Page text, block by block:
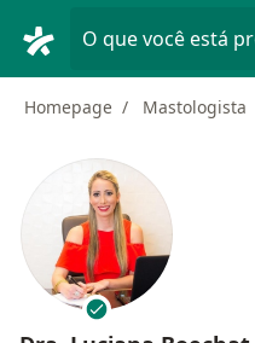
O que você está
Homepage Mastologista